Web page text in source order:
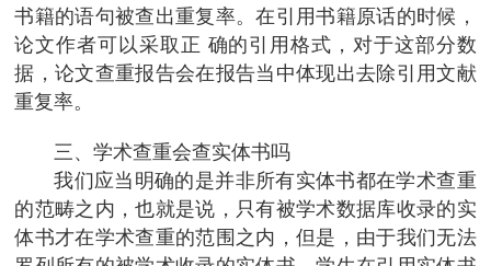
书籍的语句被查出重复率。在引用书籍原话的时候，
论文作者可以采取正 确的引用格式，对于这部分数
据，论文查重报告会在报告当中体现出去除引用文献
重复率。
三、学术查重会查实体书吗
我们应当明确的是并非所有实体书都在学术查重
的范畴之内，也就是说，只有被学术数据库收录的实
体书才在学术查重的范围之内，但是，由于我们无法